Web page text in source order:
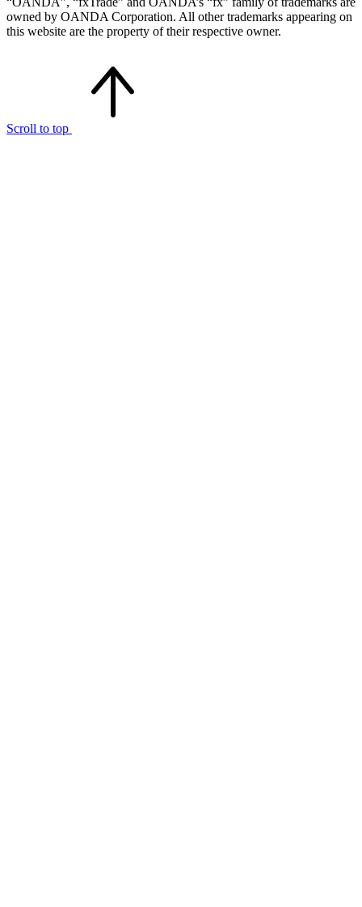
owned by OANDA Corporation. All other trademarks appearing on
this website are the property of their respective owner.
Scroll to top